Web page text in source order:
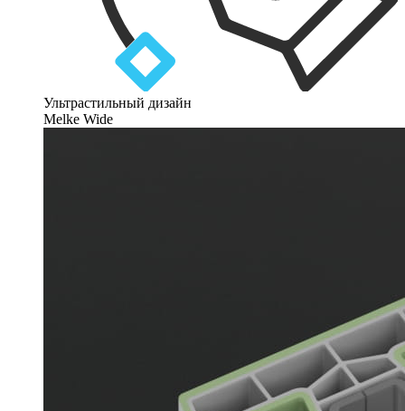
Ультрастильный дизайн
Melke Wide